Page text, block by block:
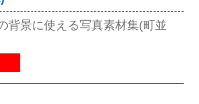
背景に使える写真素材集(町並